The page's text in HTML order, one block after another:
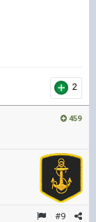
2
459
#9